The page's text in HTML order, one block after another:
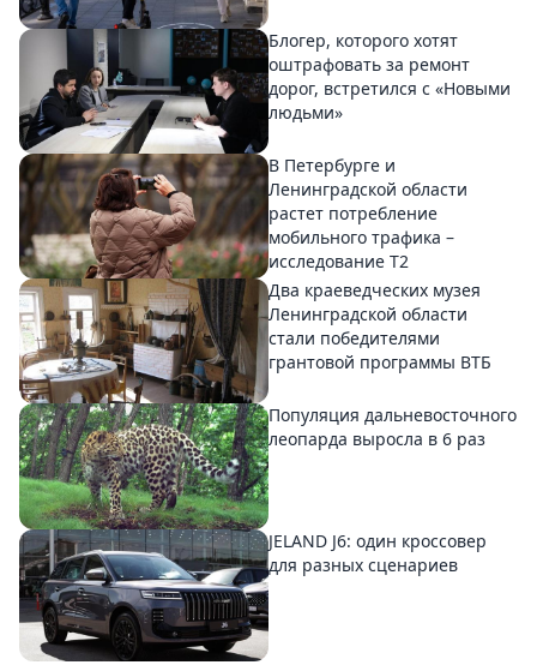
Блогер, которого хотят
оштрафовать за ремонт
дорог, встретился с «Новыми
людьми»
В Петербурге и
Ленинградской области
растет потребление
мобильного трафика –
исследование T2
Два краеведческих музея
Ленинградской области
стали победителями
грантовой программы ВТБ
Популяция дальневосточного
леопарда выросла в 6 раз
JELAND J6: один кроссовер
для разных сценариев